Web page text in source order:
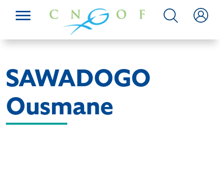
SAWADOGO
Ousmane